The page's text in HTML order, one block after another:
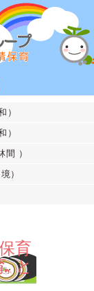
）
）
間 ）
）
育
,と